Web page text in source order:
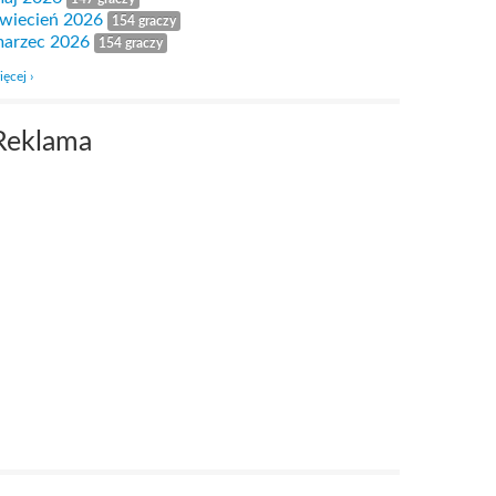
2026 154 graczy
2026 154 graczy
›